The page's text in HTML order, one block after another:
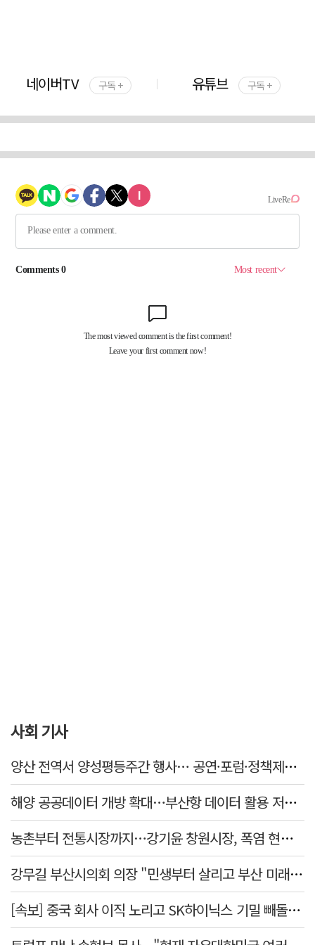
네이버TV 구독 + 유튜브 구독 +
사회 기사
양산 전역서 양성평등주간 행사… 공연·포럼·정책제안 잇따라
해양 공공데이터 개방 확대…부산항 데이터 활용 저변 넓힌다
농촌부터 전통시장까지…강기윤 창원시장, 폭염 현장 누볐다
강무길 부산시의회 의장 "민생부터 살리고 부산 미래 준비하겠다"
[속보] 중국 회사 이직 노리고 SK하이닉스 기밀 빼돌려…결국 실형